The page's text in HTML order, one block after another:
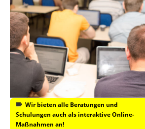
Wir bieten alle Beratungen und
Schulungen auch als interaktive Online-
Maßnahmen an!